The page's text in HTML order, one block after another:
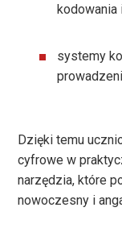
kodowania
systemy
Dzięki temu
cyfrowe w
narzędzia, które
nowoczesny i